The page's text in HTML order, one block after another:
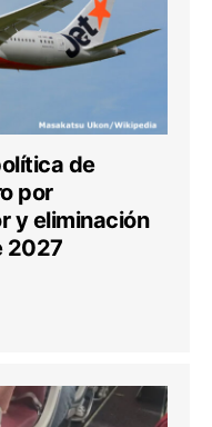
de
por
y eliminación
2027